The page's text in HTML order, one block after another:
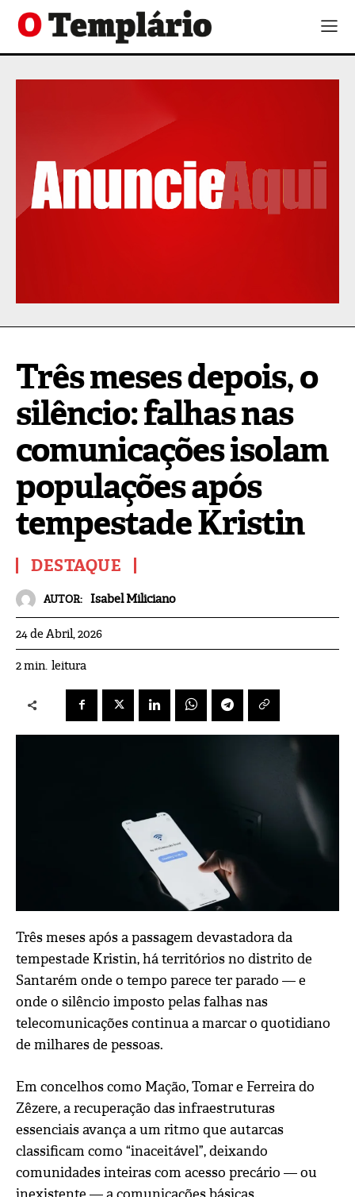
Três meses depois, o
silêncio: falhas nas
comunicações isolam
populações após
tempestade Kristin
DESTAQUE
AUTOR: Isabel Miliciano
24 de Abril, 2026
2min. leitura
Três meses após a passagem devastadora da
tempestade Kristin, há territórios no distrito de
Santarém onde o tempo parece ter parado — e
onde o silêncio imposto pelas falhas nas
telecomunicações continua a marcar o quotidiano
de milhares de pessoas.
Em concelhos como Mação, Tomar e Ferreira do
Zêzere, a recuperação das infraestruturas
essenciais avança a um ritmo que autarcas
classificam como “inaceitável”, deixando
comunidades inteiras com acesso precário — ou